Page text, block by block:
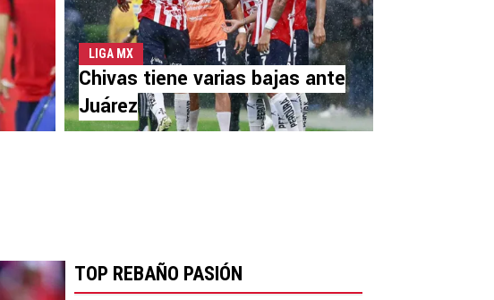
LIGA MX
Chivas tiene varias bajas ante
Juárez
TOP REBAÑO PASIÓN